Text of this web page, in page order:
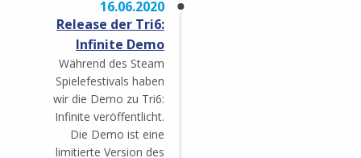
16.06.2020
Release der Tri6:
Infinite Demo
Während des Steam
Spielefestivals haben
wir die Demo zu Tri6:
Infinite veröffentlicht.
Die Demo ist eine
limitierte Version des